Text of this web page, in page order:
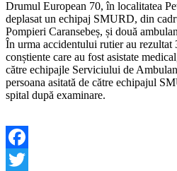
Drumul European 70, în localitatea
deplasat un echipaj SMURD, din
Pompieri Caransebeș, și două
În urma accidentului rutier au rezultat
conștiente care au fost asistate
către echipajle Serviciului de
persoana asitată de către echipajul
spital după examinare.
Facebook